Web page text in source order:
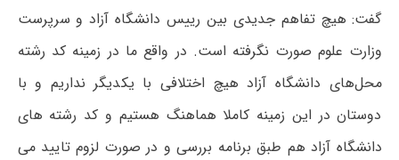
گفت: هیچ تفاهم جدیدی بین رییس دانشگاه آزاد و سرپرست
وزارت علوم صورت نگرفته است. در واقع ما در زمینه‌ کد رشته
محل‌های دانشگاه آزاد هیچ اختلافی با یکدیگر نداریم و با
دوستان در این زمینه کاملا هماهنگ هستیم و کد رشته های
دانشگاه آزاد هم طبق برنامه بررسی و در صورت لزوم تایید می‌